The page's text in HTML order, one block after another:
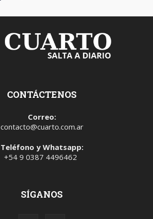
CONTÁCTENOS
Correo:
contacto@cuarto.com.ar
Teléfono y Whatsapp:
+54 9 0387 4496462
SÍGANOS